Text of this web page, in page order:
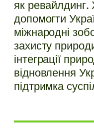
як
допомогти
міжнародні
захисту
інтеграції
відновлення
підтримка